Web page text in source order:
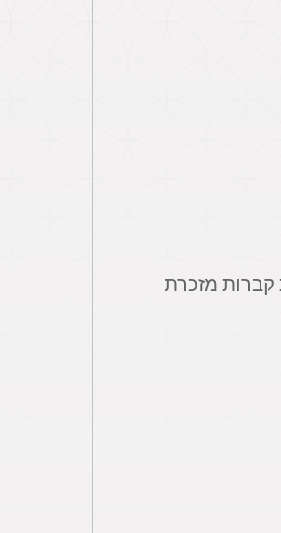
קברות מזכרת